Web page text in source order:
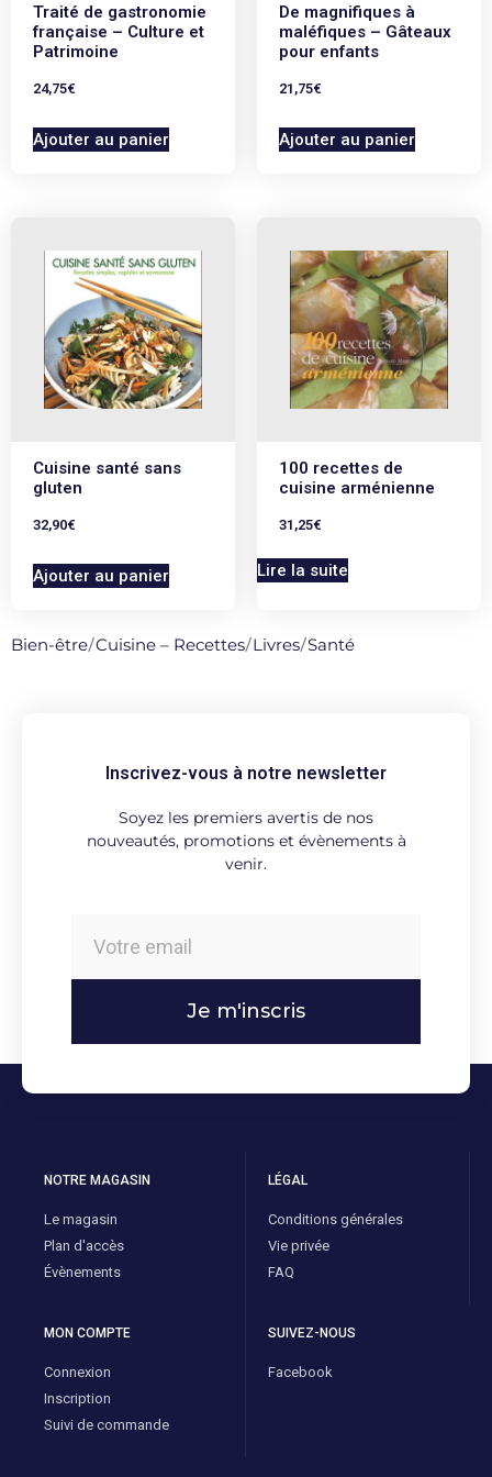
Traité de gastronomie
française – Culture et
Patrimoine
24,75€
Ajouter au panier
De magnifiques à
maléfiques – Gâteaux
pour enfants
21,75€
Ajouter au panier
Cuisine santé sans
gluten
32,90€
Ajouter au panier
100 recettes de
cuisine arménienne
31,25€
Lire la suite
Bien-être/Cuisine – Recettes/Livres/Santé
Inscrivez-vous à notre newsletter
Soyez les premiers avertis de nos
nouveautés, promotions et évènements à
venir.
Je m'inscris
NOTRE MAGASIN
Le magasin
Plan d'accès
Évènements
LÉGAL
Conditions générales
Vie privée
FAQ
MON COMPTE
Connexion
Inscription
Suivi de commande
SUIVEZ-NOUS
Facebook